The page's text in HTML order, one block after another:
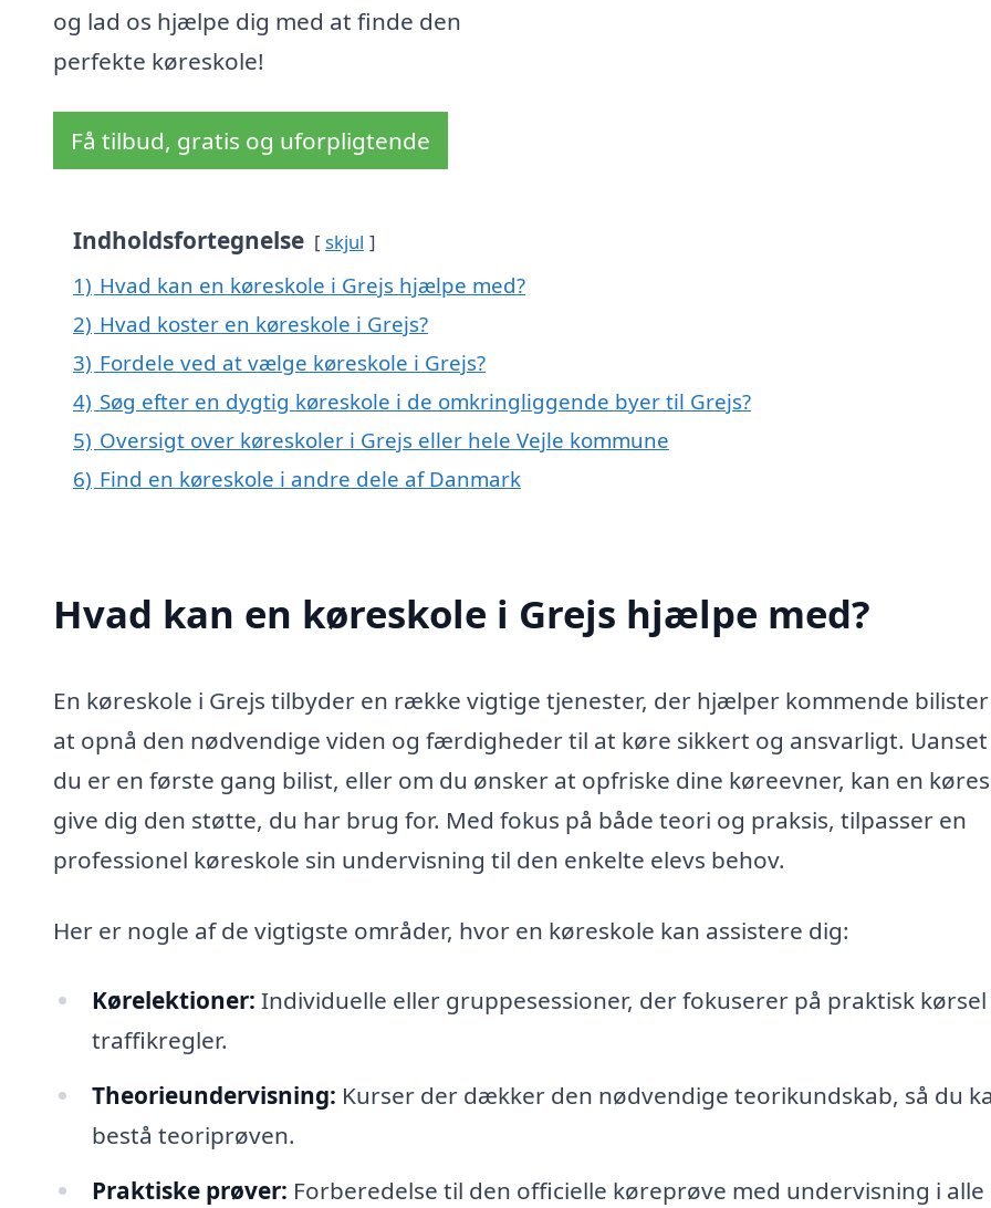
og lad os hjælpe dig med at finde den
perfekte køreskole!
Få tilbud, gratis og uforpligtende
Indholdsfortegnelse skjul
1) Hvad kan en køreskole i Grejs hjælpe med?
2) Hvad koster en køreskole i Grejs?
3) Fordele ved at vælge køreskole i Grejs?
4) Søg efter en dygtig køreskole i de omkringliggende byer til Grejs?
5) Oversigt over køreskoler i Grejs eller hele Vejle kommune
6) Find en køreskole i andre dele af Danmark
Hvad kan en køreskole i Grejs hjælpe med?
En køreskole i Grejs tilbyder en række vigtige tjenester, der hjælper kommende
at opnå den nødvendige viden og færdigheder til at køre sikkert og ansvarligt.
du er en første gang bilist, eller om du ønsker at opfriske dine køreevner, kan en
give dig den støtte, du har brug for. Med fokus på både teori og praksis, tilpasser en
professionel køreskole sin undervisning til den enkelte elevs behov.
Her er nogle af de vigtigste områder, hvor en køreskole kan assistere dig:
Kørelektioner: Individuelle eller gruppesessioner, der fokuserer på praktisk kørsel
traffikregler.
Theorieundervisning: Kurser der dækker den nødvendige teorikundskab, så du
bestå teoriprøven.
Praktiske prøver: Forberedelse til den officielle køreprøve med undervisning i alle